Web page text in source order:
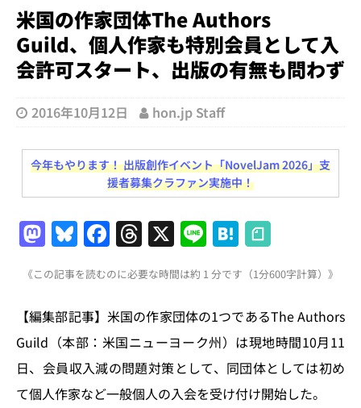
米国の作家団体The Authors
Guild、個人作家も特別会員として入
会許可スタート、出版の有無も問わず
2016年10月12日 hon.jp Staff
今年もやります！ 出版創作イベント「NovelJam 2026」支
援者募集クラファン実施中！
M
a
st
o
d
o
n
Bl
u
e
s
k
y
F
a
c
e
b
o
o
T
h
re
a
d
s
X Li
n
e
H
at
e
n
a
《この記事を読むのに必要な時間は約 1 分です（1分600字計算）》
【編集部記事】米国の作家団体の1つであるThe Authors
Guild（本部：米国ニューヨーク州）は現地時間10月11
日、会員収入減の問題対策として、同団体としては初め
て個人作家など一般個人の入会を受け付け開始した。